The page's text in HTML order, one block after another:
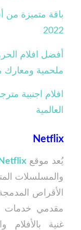
باقة متميزة من
2022
أفضل افلام
ملحمية ومعارك
العالمية
Netflix
يُعد موقعNetflix
والمسلسلات
الأقراص
مقدمي خدمات
غنية بالأفلام